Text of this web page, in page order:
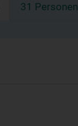
31 Personen